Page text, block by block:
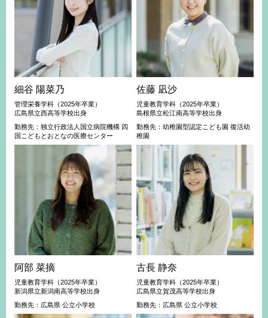
細谷 陽菜乃
管理栄養学科（2025年卒業）
広島県立西高等学校出身
勤務先：独立行政法人国立病院機構 四
国こどもとおとなの医療センター
佐藤 凪沙
児童教育学科（2025年卒業）
島根県立松江南高等学校出身
勤務先：幼稚園型認定こども園 復活幼
稚園
阿部 菜摘
児童教育学科（2025年卒業）
新潟県立新潟南高等学校出身
勤務先：広島県 公立小学校
古長 静奈
児童教育学科（2025年卒業）
広島県立賀茂高等学校出身
勤務先：広島県 公立小学校